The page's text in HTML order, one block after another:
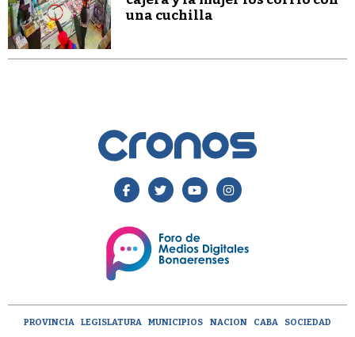
una cuchilla
PROVINCIA LEGISLATURA MUNICIPIOS NACION CABA
SOCIEDAD